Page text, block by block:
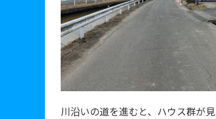
川沿いの道を進むと、ハウス群が見